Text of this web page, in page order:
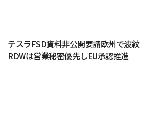
テスラFSD資料非公開要請欧州で波紋
RDWは営業秘密優先しEU承認推進